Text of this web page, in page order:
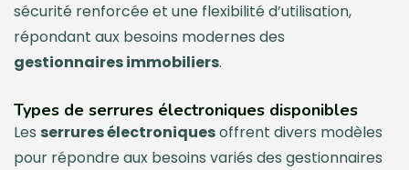
sécurité renforcée et une flexibilité d’utilisation,
répondant aux besoins modernes des
gestionnaires immobiliers.
Types de serrures électroniques disponibles
Les serrures électroniquesoffrent divers modèles
pour répondre aux besoins variés des gestionnaires